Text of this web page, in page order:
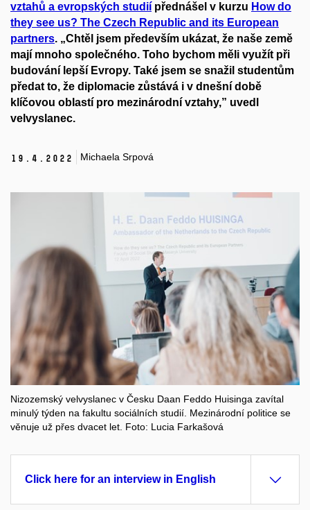
vztahů a evropských studií přednášel v kurzu How do
they see us? The Czech Republic and its European
partners. „Chtěl jsem především ukázat, že naše země
mají mnoho společného. Toho bychom měli využít při
budování lepší Evropy. Také jsem se snažil studentům
předat to, že diplomacie zůstává i v dnešní době
klíčovou oblastí pro mezinárodní vztahy,” uvedl
velvyslanec.
19. 4. 2022 Michaela Srpová
Nizozemský velvyslanec v Česku Daan Feddo Huisinga zavítal
minulý týden na fakultu sociálních studií. Mezinárodní politice se
věnuje už přes dvacet let. Foto: Lucia Farkašová
Click here for an interview in English